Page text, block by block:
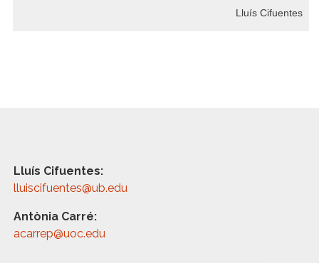
Lluís Cifuentes
Lluís Cifuentes:
lluiscifuentes@ub.edu
Antònia Carré:
acarrep@uoc.edu